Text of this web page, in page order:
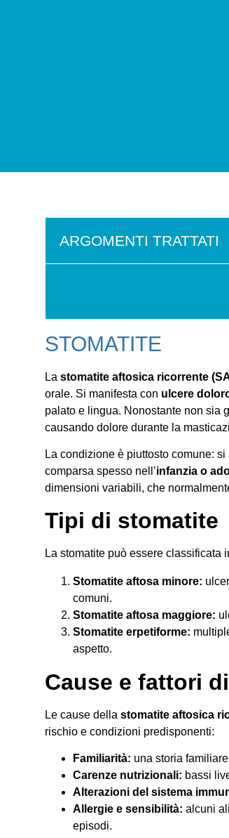
ARGOMENTI TRATTATI
STOMATITE
La stomatite aftosica ricorrente
orale. Si manifesta con ulcere
palato e lingua. Nonostante non sia
causando dolore durante la
La condizione è piuttosto comune: si
comparsa spesso nell’infanzia o
dimensioni variabili, che
Tipi di stomatite
La stomatite può essere classificata
Stomatite aftosa minore:
comuni.
Stomatite aftosa maggiore:
Stomatite erpetiforme:
aspetto.
Cause e fattori
Le cause della stomatite aftosica
rischio e condizioni predisponenti:
Familiarità: una storia
Carenze nutrizionali: bassi
Alterazioni del sistema
Allergie e sensibilità: alcuni
episodi.